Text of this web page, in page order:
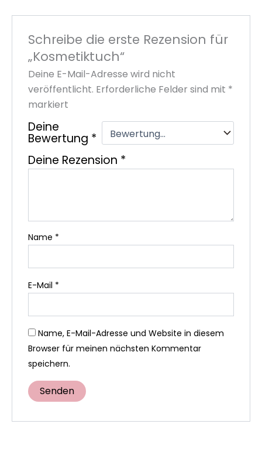
Schreibe die erste Rezension für
„Kosmetiktuch“
Deine E-Mail-Adresse wird nicht
veröffentlicht. Erforderliche Felder sind mit *
markiert
Deine
Bewertung *
Deine Rezension *
Name *
E-Mail *
Name, E-Mail-Adresse und Website in diesem
Browser für meinen nächsten Kommentar
speichern.